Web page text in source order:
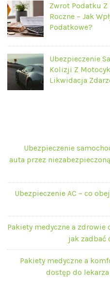
Zwrot Podatku Z
Roczne – Jak
Podatkowe?
Ubezpieczenie
Kolizji Z
Likwidacja
Ubezpieczenie
auta przez
Ubezpieczenie AC – co
Pakiety medyczne a
jak zadbać
Pakiety medyczne a
dostęp do